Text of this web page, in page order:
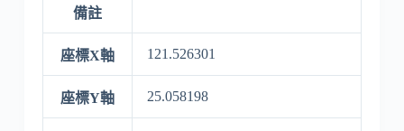
備註
座標X軸 121.526301
座標Y軸 25.058198